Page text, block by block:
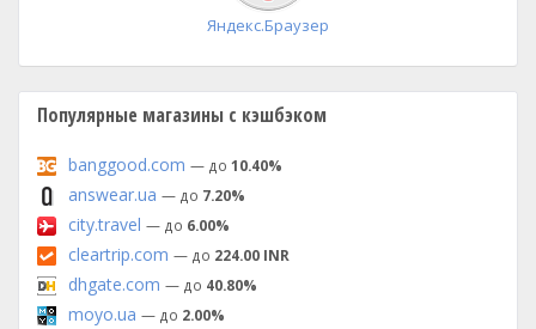
Яндекс.Браузер
Популярные магазины с кэшбэком
banggood.com — до 10.40%
answear.ua — до 7.20%
city.travel — до 6.00%
cleartrip.com — до 224.00 INR
dhgate.com — до 40.80%
moyo.ua — до 2.00%